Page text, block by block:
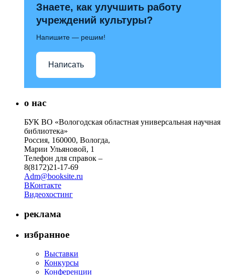
Знаете, как улучшить работу
учреждений культуры?
Напишите — решим!
Написать
о нас
БУК ВО «Вологодская областная универсальная научная
библиотека»
Россия, 160000, Вологда,
Марии Ульяновой, 1
Телефон для справок –
8(8172)21-17-69
Adm@booksite.ru
ВКонтакте
Видеохостинг
реклама
избранное
Выставки
Конкурсы
Конференции